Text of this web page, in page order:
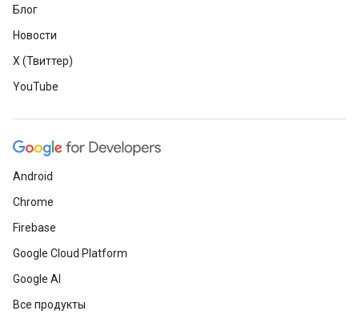
Блог
Новости
X (Твиттер)
YouTube
Android
Chrome
Firebase
Google Cloud Platform
Google AI
Все продукты